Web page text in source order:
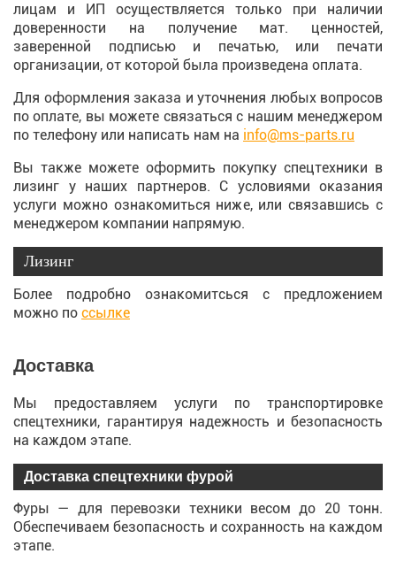
лицам и ИП осуществляется только при наличии
доверенности на получение мат. ценностей,
заверенной подписью и печатью, или печати
организации, от которой была произведена оплата.
Для оформления заказа и уточнения любых вопросов
по оплате, вы можете связаться с нашим менеджером
по телефону или написать нам на info@ms-parts.ru
Вы также можете оформить покупку спецтехники в
лизинг у наших партнеров. С условиями оказания
услуги можно ознакомиться ниже, или связавшись с
менеджером компании напрямую.
Лизинг
Более подробно ознакомитсься с предложением
можно по ссылке
Доставка
Мы предоставляем услуги по транспортировке
спецтехники, гарантируя надежность и безопасность
на каждом этапе.
Доставка спецтехники фурой
Фуры — для перевозки техники весом до 20 тонн.
Обеспечиваем безопасность и сохранность на каждом
этапе.